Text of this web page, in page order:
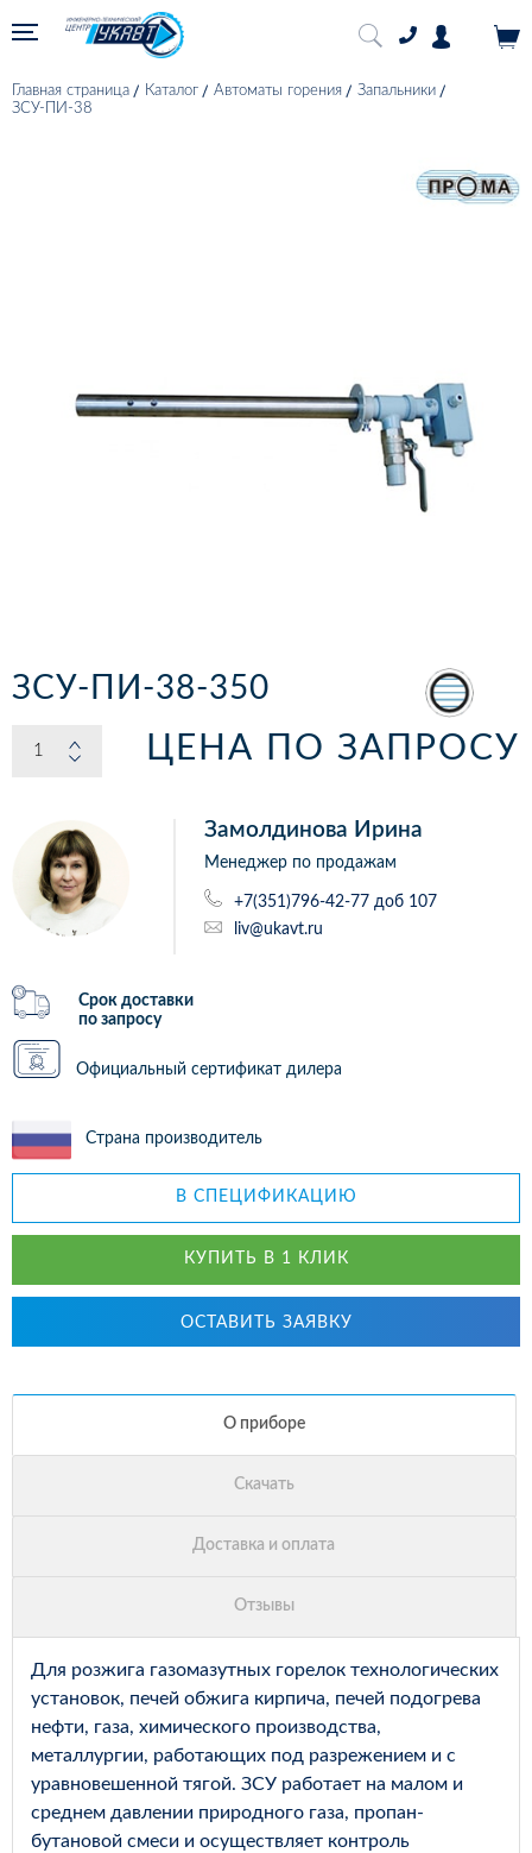
Главная страница Каталог Автоматы горения
Запальники
ЗСУ-ПИ-38
ЗСУ-ПИ-38-350
ЦЕНА ПО ЗАПРОСУ
Замолдинова Ирина
Менеджер по продажам
+7(351)796-42-77 доб 107
liv@ukavt.ru
Срок доставки
по запросу
Официальный сертификат дилера
Страна производитель
В СПЕЦИФИКАЦИЮ
КУПИТЬ В 1 КЛИК
ОСТАВИТЬ ЗАЯВКУ
Для розжига газомазутных горелок технологических
установок, печей обжига кирпича, печей подогрева
нефти, газа, химического производства,
металлургии, работающих под разрежением и с
уравновешенной тягой. ЗСУ работает на малом и
среднем давлении природного газа, пропан-
бутановой смеси и осуществляет контроль